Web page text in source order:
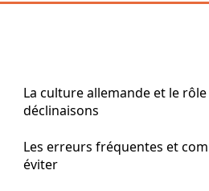
La culture allemande et le rôle
déclinaisons
Les erreurs fréquentes et
éviter